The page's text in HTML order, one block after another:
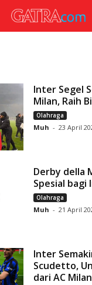
Inter Segel
Milan, Raih
Olahraga
Muh - 23 April
Derby della
Spesial bagi
Olahraga
Muh - 21 April
Inter
Scudetto,
dari AC Milan